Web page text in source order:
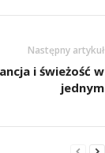
Następny artykuł
i świeżość w
jednym